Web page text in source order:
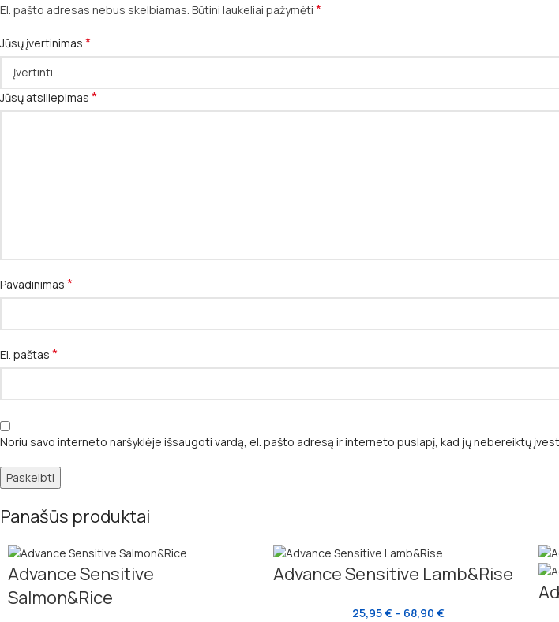
El. pašto adresas nebus skelbiamas. Būtini laukeliai pažymėti *
Jūsų įvertinimas *
Jūsų atsiliepimas *
Pavadinimas *
El. paštas *
Noriu savo interneto naršyklėje išsaugoti vardą, el. pašto adresą ir interneto puslapį, kad jų nebereiktų
Panašūs produktai
Advance Sensitive
Salmon&Rice
Advance Sensitive Lamb&Rise
25,95€ – 68,90 €